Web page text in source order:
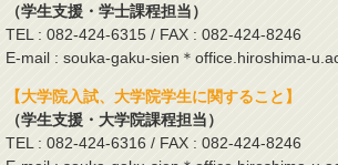
（学生支援・学士課程担当）
TEL : 082-424-6315 / FAX : 082-424-8246
E-mail : souka-gaku-sien＊office.hiroshima-
【大学院入試、大学院学生に関すること】
（学生支援・大学院課程担当）
TEL : 082-424-6316 / FAX : 082-424-8246